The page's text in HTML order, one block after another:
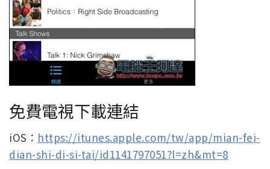
免費電視下載連結
iOS： https://itunes.apple.com/tw/app/mian-fei-
dian-shi-di-si-tai/id1141797051?l=zh&mt=8